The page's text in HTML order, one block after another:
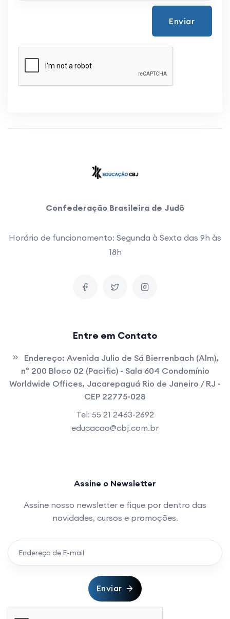
Enviar
Confederação Brasileira de Judô
Horário de funcionamento: Segunda à Sexta das 9h às
18h
Entre em Contato
Endereço: Avenida Julio de Sá Bierrenbach (Alm),
nº 200 Bloco 02 (Pacific) - Sala 604 Condomínio
Worldwide Offices, Jacarepaguá Rio de Janeiro / RJ -
CEP 22775-028
Tel: 55 21 2463-2692
educacao@cbj.com.br
Assine o Newsletter
Assine nosso newsletter e fique por dentro das
novidades, cursos e promoções.
Enviar